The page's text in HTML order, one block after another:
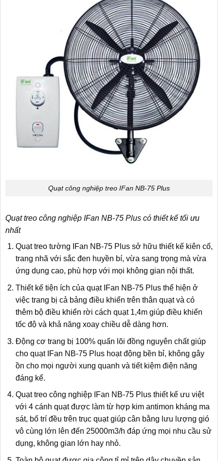
Quạt công nghiệp treo IFan NB-75 Plus
Quạt treo công nghiệp IFan NB-75 Plus có thiết kế tối ưu
nhất
Quạt treo tường IFan NB-75 Plus sở hữu thiết kế kiên cố,
trang nhã với sắc đen huyền bí, vừa sang trọng mà vừa
ứng dụng cao, phù hợp với mọi không gian nội thất.
Thiết kế tiện ích của quạt IFan NB-75 Plus thể hiện ở
việc trang bị cả bảng điều khiển trên thân quạt và có
thêm bộ điều khiển rời cách quạt 1,4m giúp điều khiển
tốc độ và khả năng xoay chiều dễ dàng hơn.
Động cơ trang bị 100% quấn lõi đồng nguyên chất giúp
cho quạt IFan NB-75 Plus hoạt động bền bỉ, không gây
ồn cho mọi người xung quanh và tiết kiệm điện năng
đáng kể.
Quạt treo công nghiệp IFan NB-75 Plus thiết kế ưu việt
với 4 cánh quạt được làm từ hợp kim antimon kháng ma
sát, bố trí đều trên trục quạt giúp cân bằng lưu lượng gió
vô cùng lớn lên đến 25000m3/h đáp ứng mọi nhu cầu sử
dụng, không gian lớn hay nhỏ.